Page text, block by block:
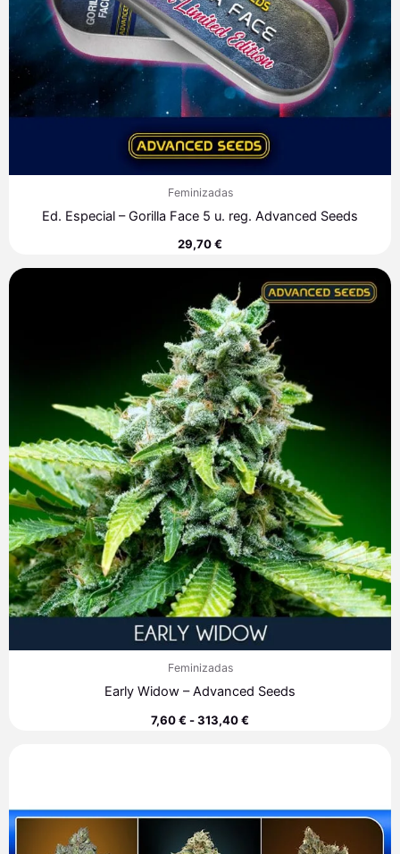
Feminizadas
Ed. Especial – Gorilla Face 5 u. reg. Advanced Seeds
29,70€
Feminizadas
Early Widow – Advanced Seeds
7,60€-313,40€
de
precios:
desde
7,60 €
hasta
313,40 €